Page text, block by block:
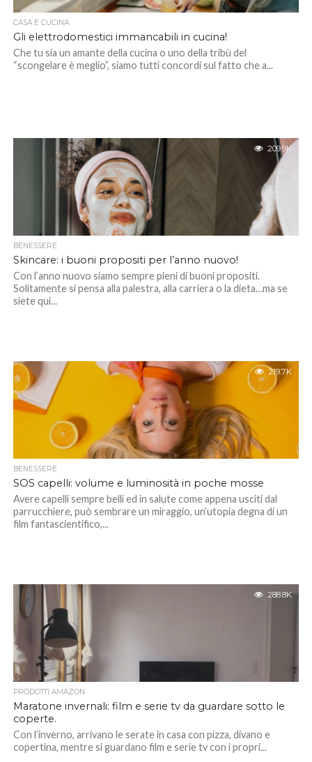
CASA E CUCINA
Gli elettrodomestici immancabili in cucina!
Che tu sia un amante della cucina o uno della tribù del
“scongelare è meglio”, siamo tutti concordi sul fatto che a...
209.9K
BENESSERE
Skincare: i buoni propositi per l’anno nuovo!
Con l’anno nuovo siamo sempre pieni di buoni propositi.
Solitamente si pensa alla palestra, alla carriera o la dieta…ma se
siete qui...
219.7K
BENESSERE
SOS capelli: volume e luminosità in poche mosse
Avere capelli sempre belli ed in salute come appena usciti dal
parrucchiere, può sembrare un miraggio, un’utopia degna di un
film fantascientifico,...
288.8K
PRODOTTI AMAZON
Maratone invernali: film e serie tv da guardare sotto le
coperte.
Con l’inverno, arrivano le serate in casa con pizza, divano e
copertina, mentre si guardano film e serie tv con i propri...